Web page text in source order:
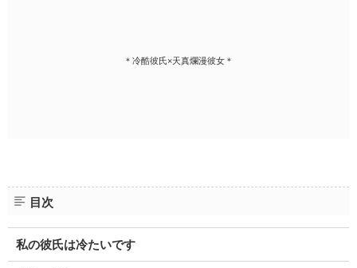
＊冷酷彼氏×天真爛漫彼女＊
目次
私の彼氏は冷たいです